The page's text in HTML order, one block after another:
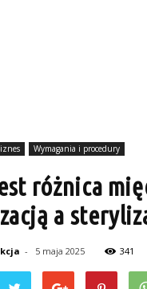
Wymagania i procedury
różnica
a
- 5 maja 2025 341